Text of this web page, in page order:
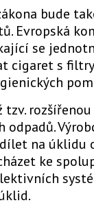
bude
Evropská
se
cigaret s
odpadů.
na úklidu
ke